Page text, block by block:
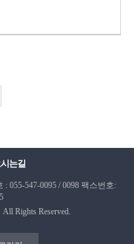
는길
055-547-0095 / 0098팩스번호:
Rights Reserved.